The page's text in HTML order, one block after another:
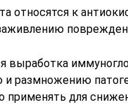
относятся к
выработка
и размножению
применять для